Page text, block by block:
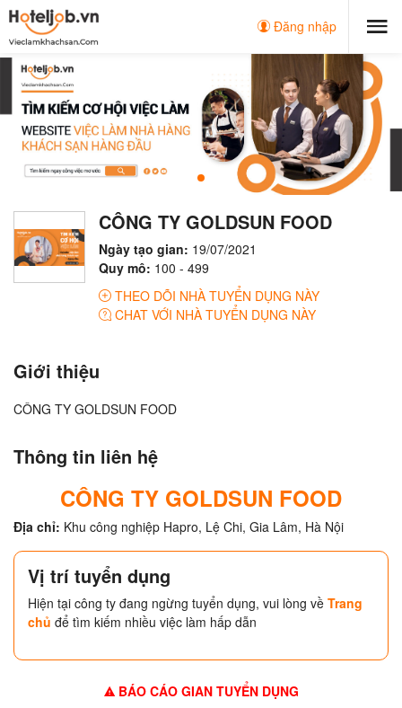
Đăng nhập
CÔNG TY GOLDSUN FOOD
Ngày tạo gian: 19/07/2021
Quy mô: 100 - 499
THEO DÕI NHÀ TUYỂN DỤNG NÀY
CHAT VỚI NHÀ TUYỂN DỤNG NÀY
Giới thiệu
CÔNG TY GOLDSUN FOOD
Thông tin liên hệ
CÔNG TY GOLDSUN FOOD
Địa chỉ: Khu công nghiệp Hapro, Lệ Chi, Gia Lâm, Hà Nội
Vị trí tuyển dụng
Hiện tại công ty đang ngừng tuyển dụng, vui lòng về Trang
chủ để tìm kiếm nhiều việc làm hấp dẫn
BÁO CÁO GIAN TUYỂN DỤNG